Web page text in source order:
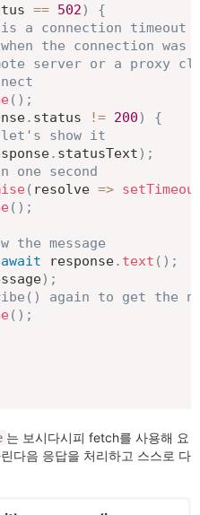
== 502)
{
a connection timeout
the connection
server or a proxy
( ) ;
. status != 200)
{
show it
. statusText) ;
one second
( resolve =>
( ) ;
the message
await response. text ( ) ;
) ;
again to get the
( ) ;
는 보시다시피 fetch를 사용해 요
다음 응답을 처리하고 스스로 다